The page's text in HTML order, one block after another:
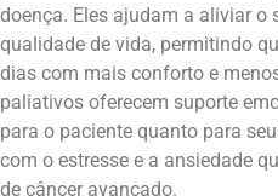
doença. Eles ajudam a aliviar o
qualidade de vida, permitindo
dias com mais conforto e
paliativos oferecem suporte
para o paciente quanto para
com o estresse e a ansiedade
de câncer avançado.